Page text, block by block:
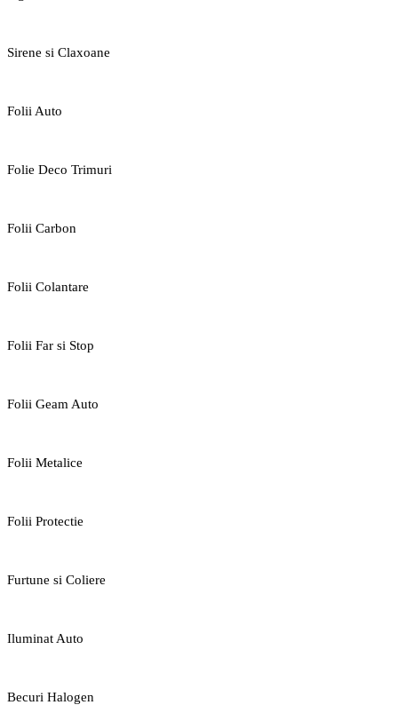
Sirene si Claxoane
Folii Auto
Folie Deco Trimuri
Folii Carbon
Folii Colantare
Folii Far si Stop
Folii Geam Auto
Folii Metalice
Folii Protectie
Furtune si Coliere
Iluminat Auto
Becuri Halogen